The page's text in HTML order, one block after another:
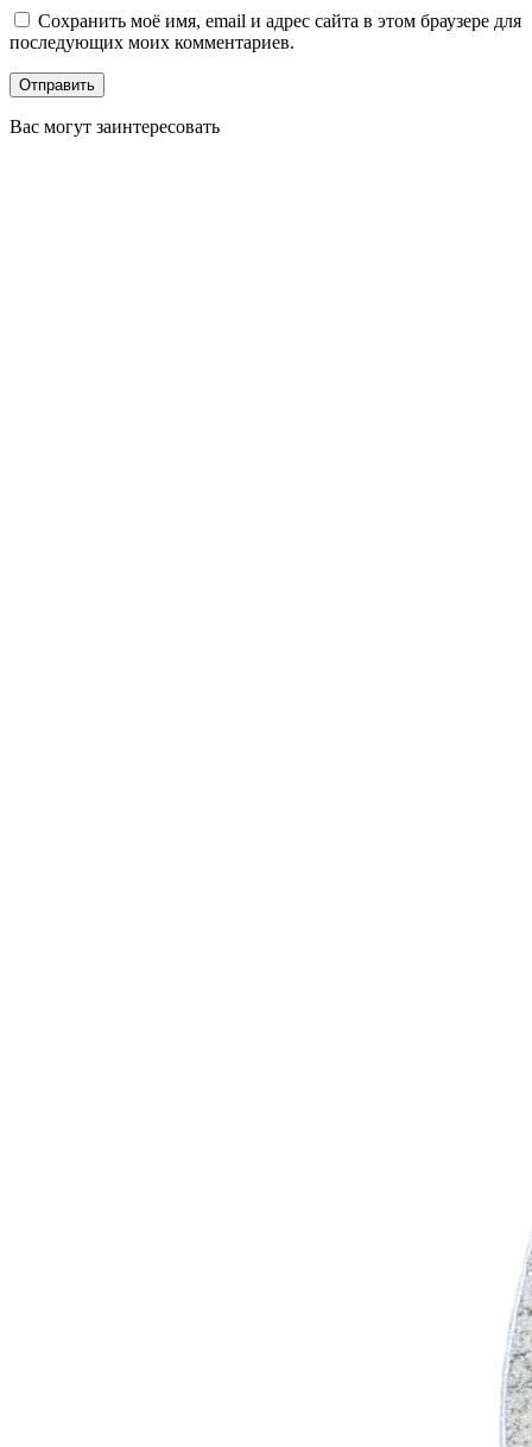
Сохранить моё имя, email и адрес сайта в этом браузере для
последующих моих комментариев.
Вас могут заинтересовать